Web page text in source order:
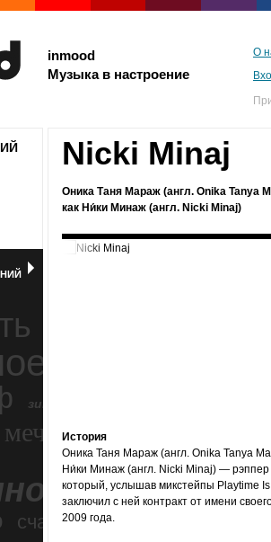
inmood
Музыка в настроение
О
зимний экстрим
мечтательное
счастье
Nicki Minaj
Оника Таня Мараж (англ. Onika Tanya
как Ни́ки Минаж (англ. Nicki Minaj)
История
Оника Таня Мараж (англ. Onika Tanya
Ни́ки Минаж (англ. Nicki Minaj) —
который, услышав микстейпы Playtime
заключил с ней контракт от имени
2009 года.